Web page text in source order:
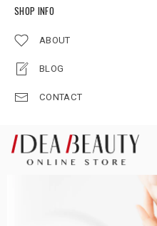
SHOP INFO
ABOUT
BLOG
CONTACT